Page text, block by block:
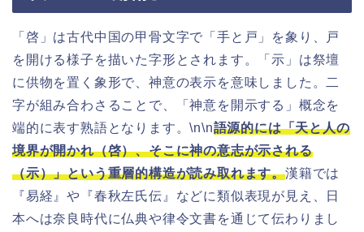
「啓」は古代中国の甲骨文字で「手と戸」を象り、戸
を開ける様子を描いた字形とされます。「示」は祭壇
に供物を置く象形で、神意の表示を意味しました。二
字が組み合わさることで、「神意を開示する」概念を
端的に表す熟語となります。\n\n語源的には「天と人の
境界が開かれ（啓）、そこに神の意志が示される
（示）」という重層的構造が読み取れます。漢籍では
『易経』や『春秋左氏伝』などに類似表現が見え、日
本へは奈良時代に仏典や律令文書を通じて伝わりまし